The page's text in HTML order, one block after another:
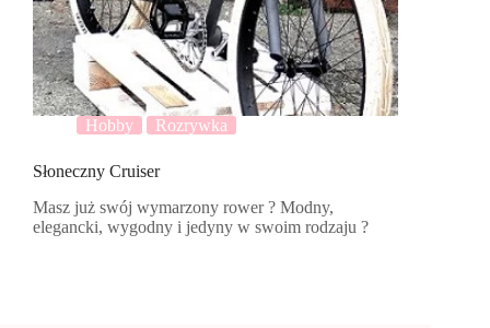
Hobby Rozrywka
Słoneczny Cruiser
Masz już swój wymarzony rower ? Modny,
elegancki, wygodny i jedyny w swoim rodzaju ?